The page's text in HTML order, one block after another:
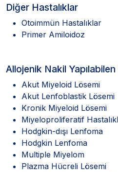
Diğer Hastalıklar
Otoimmün Hastalıklar
Primer Amiloidoz
Allojenik Nakil
Akut Miyeloid Lösemi
Akut Lenfoblastik Lösemi
Kronik Miyeloid Lösemi
Miyeloproliferatif
Hodgkin-dışı Lenfoma
Hodgkin Lenfoma
Multiple Miyelom
Plazma Hücreli Lösemi